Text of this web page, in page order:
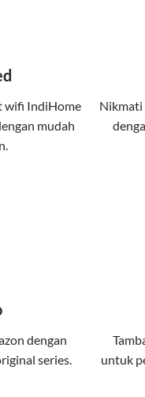
Telkomsel
internet,
Telkomsel Orbit)
wifi IndiHome
mudah
Nikmati
dengan
series.
untuk